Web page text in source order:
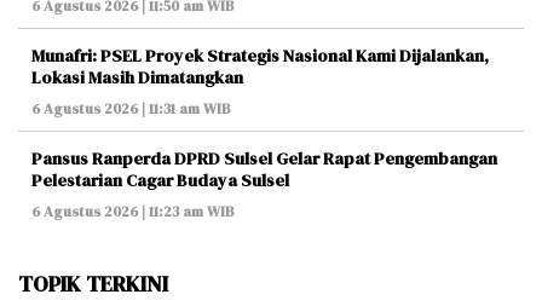
6 Agustus 2026 | 11:50 am WIB
Munafri: PSEL Proyek Strategis Nasional Kami Dijalankan,
Lokasi Masih Dimatangkan
6 Agustus 2026 | 11:31 am WIB
Pansus Ranperda DPRD Sulsel Gelar Rapat Pengembangan
Pelestarian Cagar Budaya Sulsel
6 Agustus 2026 | 11:23 am WIB
TOPIK TERKINI